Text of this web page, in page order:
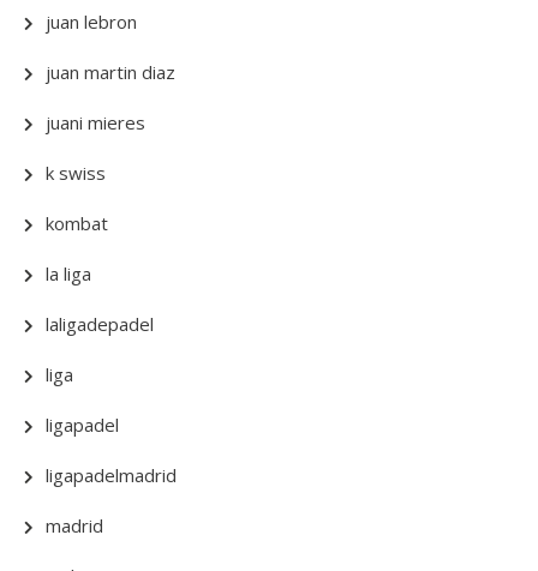
juan lebron
juan martin diaz
juani mieres
k swiss
kombat
la liga
laligadepadel
liga
ligapadel
ligapadelmadrid
madrid